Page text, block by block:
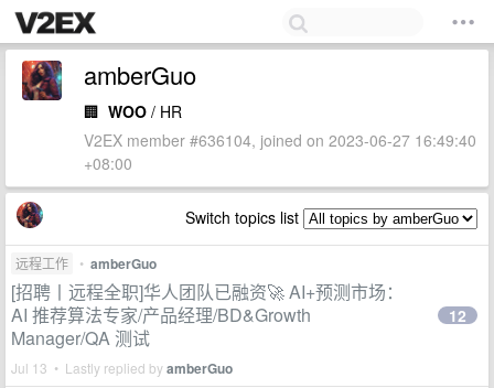
amberGuo
🏢 WOO / HR
V2EX member #636104, joined on 2023-06-27 16:49:40
+08:00
Switch topics list
远程工作 • amberGuo
[招聘丨远程全职]华人团队已融资🚀 AI+预测市场：
AI 推荐算法专家/产品经理/BD&Growth
Manager/QA 测试
Jul 13 • Lastly replied byamberGuo
12